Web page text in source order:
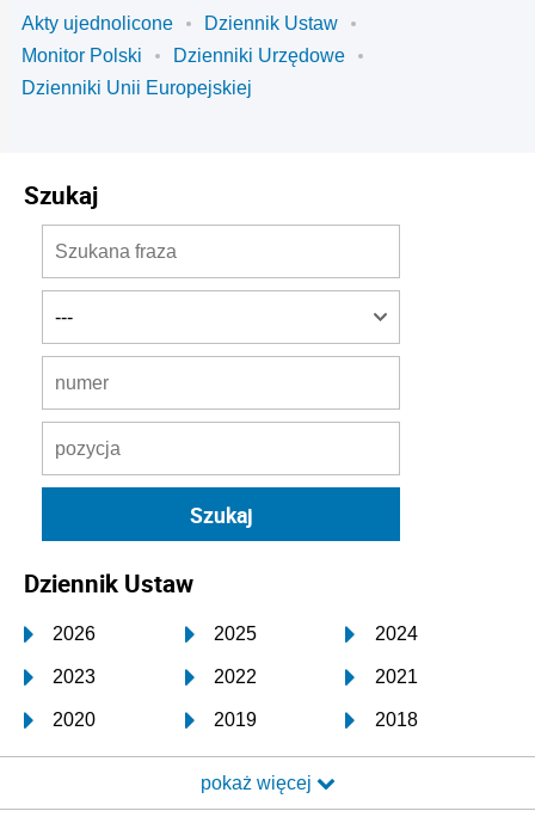
Akty ujednolicone
Dziennik Ustaw
Monitor Polski
Dzienniki Urzędowe
Dzienniki Unii Europejskiej
Szukaj
Dziennik Ustaw
2026 2025 2024
2023 2022 2021
2020 2019 2018
2017 2016 2015
2014 2013 2012
pokaż więcej